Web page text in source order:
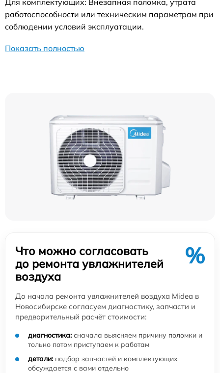
работоспособности или техническим параметрам при
соблюдении условий эксплуатации.
Показать полностью
Что можно согласовать
до ремонта увлажнителей
воздуха
%
До начала ремонта увлажнителей воздуха Midea в
Новосибирске согласуем диагностику, запчасти и
предварительный расчёт стоимости:
диагностика: сначала выясняем причину поломки и
только потом приступаем к работам
детали: подбор запчастей и комплектующих
обсуждается с вами отдельно